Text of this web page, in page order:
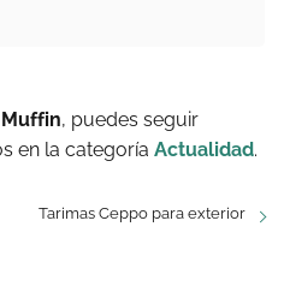
Muffin, puedes seguir
en la categoría Actualidad.
Tarimas Ceppo para exterior